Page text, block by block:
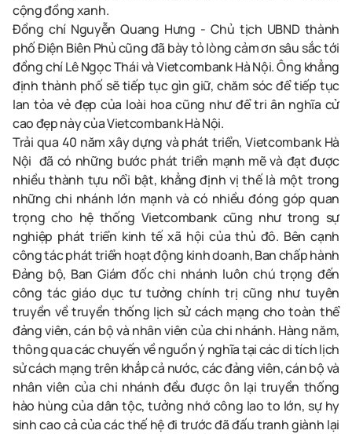
cộng đồng xanh.
Đồng chí Nguyễn Quang Hưng - Chủ tịch UBND thành
phố Điện Biên Phủ cũng đã bày tỏ lòng cảm ơn sâu sắc tới
đồng chí Lê Ngọc Thái vàVietcombank Hà Nội. Ông khẳng
định thành phố sẽ tiếp tục gìn giữ, chăm sóc để tiếp tục
lan tỏa vẻ đẹp của loài hoa cũng như để tri ân nghĩa cử
cao đẹp này củaVietcombank Hà Nội.
Trải qua 40 năm xây dựng và phát triển,Vietcombank Hà
Nội đã có những bước phát triển mạnh mẽ và đạt được
nhiều thành tựu nổi bật, khẳng định vị thế là một trong
những chi nhánh lớn mạnh và có nhiều đóng góp quan
trọng cho hệ thống Vietcombank cũng như trong sự
nghiệp phát triển kinh tế xã hội của thủ đô. Bên cạnh
công tác phát triển hoạt động kinh doanh, Ban chấp hành
Đảng bộ, Ban Giám đốc chi nhánh luôn chú trọng đến
công tác giáo dục tư tưởng chính trị cũng như tuyên
truyền về truyền thống lịch sử cách mạng cho toàn thể
đảng viên, cán bộ và nhân viên của chi nhánh. Hàng năm,
thông qua các chuyến về nguồn ý nghĩa tại các di tích lịch
sử cách mạng trên khắp cả nước, các đảng viên, cán bộ và
nhân viên của chi nhánh đều được ôn lại truyền thống
hào hùng của dân tộc, tưởng nhớ công lao to lớn, sự hy
sinh cao cả của các thế hệ đi trước đã đấu tranh giành lại